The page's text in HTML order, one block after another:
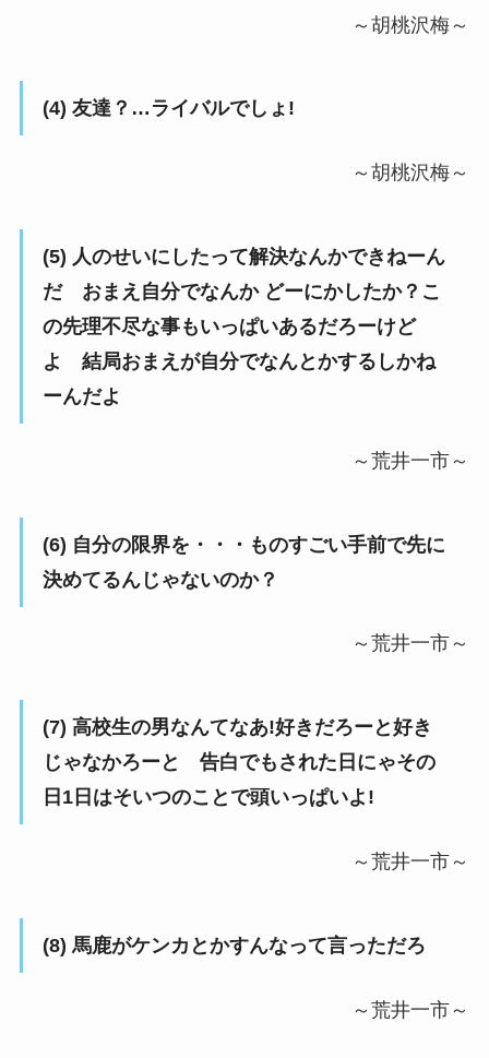
～胡桃沢梅～
(4) 友達？…ライバルでしょ!
～胡桃沢梅～
(5) 人のせいにしたって解決なんかできねーん
だ おまえ自分でなんか どーにかしたか？こ
の先理不尽な事もいっぱいあるだろーけど
よ 結局おまえが自分でなんとかするしかね
ーんだよ
～荒井一市～
(6) 自分の限界を・・・ものすごい手前で先に
決めてるんじゃないのか？
～荒井一市～
(7) 高校生の男なんてなあ!好きだろーと好き
じゃなかろーと 告白でもされた日にゃその
日1日はそいつのことで頭いっぱいよ!
～荒井一市～
(8) 馬鹿がケンカとかすんなって言っただろ
～荒井一市～